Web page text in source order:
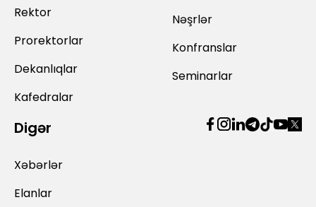
Rektor
Prorektorlar
Dekanlıqlar
Kafedralar
Nəşrlər
Konfranslar
Seminarlar
Digər
Xəbərlər
Elanlar